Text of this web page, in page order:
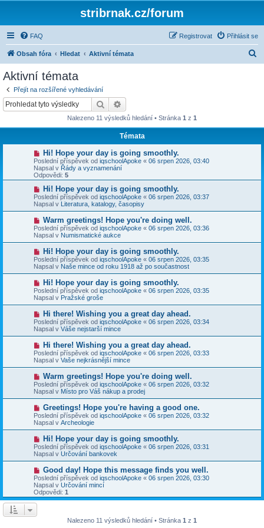
stribrnak.cz/forum
FAQ Přihlásit se
Registrovat
Obsah fóra Hledat Aktivní témata
Aktivní témata
Přejít na rozšířené vyhledávání
Hledat
Nalezeno 11 výsledků hledání • Stránka 1 z 1
Témata
N
o
v
ý
p
s
p
v
e
k
Hi! Hope your day is going smoothly.
Poslední příspěvek od iqschoolApoke « 06 srpen 2026, 03:40
Napsal v Řády a vyznamenání
Odpovědi: 5
N
o
v
ý
p
í
s
p
v
e
k
Hi! Hope your day is going smoothly.
Poslední příspěvek od iqschoolApoke « 06 srpen 2026, 03:37
Napsal v Literatura, katalogy, časopisy
N
o
v
ý
p
í
s
p
v
e
k
Warm greetings! Hope you're doing well.
Poslední příspěvek od iqschoolApoke « 06 srpen 2026, 03:36
Napsal v Numismatické aukce
N
o
v
ý
p
í
s
p
v
e
k
Hi! Hope your day is going smoothly.
Poslední příspěvek od iqschoolApoke « 06 srpen 2026, 03:35
Napsal v Naše mince od roku 1918 až po součastnost
N
o
v
ý
p
í
s
p
v
e
k
Hi! Hope your day is going smoothly.
Poslední příspěvek od iqschoolApoke « 06 srpen 2026, 03:35
Napsal v Pražské groše
N
o
v
ý
p
í
s
p
ě
v
e
k
Hi there! Wishing you a great day ahead.
Poslední příspěvek od iqschoolApoke « 06 srpen 2026, 03:34
Napsal v Váše nejstarší mince
N
o
v
ý
p
í
s
p
ě
v
e
k
Hi there! Wishing you a great day ahead.
Poslední příspěvek od iqschoolApoke « 06 srpen 2026, 03:33
Napsal v Vaše nejkrásnější mince
N
o
v
ý
í
s
p
v
e
k
Warm greetings! Hope you're doing well.
Poslední příspěvek od iqschoolApoke « 06 srpen 2026, 03:32
Napsal v Místo pro Váš nákup a prodej
N
o
v
ý
p
í
s
p
ě
v
e
k
Greetings! Hope you're having a good one.
Poslední příspěvek od iqschoolApoke « 06 srpen 2026, 03:32
Napsal v Archeologie
N
o
v
ý
í
s
p
ě
Hi! Hope your day is going smoothly.
Poslední příspěvek od iqschoolApoke « 06 srpen 2026, 03:31
Napsal v Určování bankovek
N
o
v
ý
p
Good day! Hope this message finds you well.
Poslední příspěvek od iqschoolApoke « 06 srpen 2026, 03:30
Napsal v Určování mincí
Odpovědi: 1
Nalezeno 11 výsledků hledání • Stránka 1 z 1